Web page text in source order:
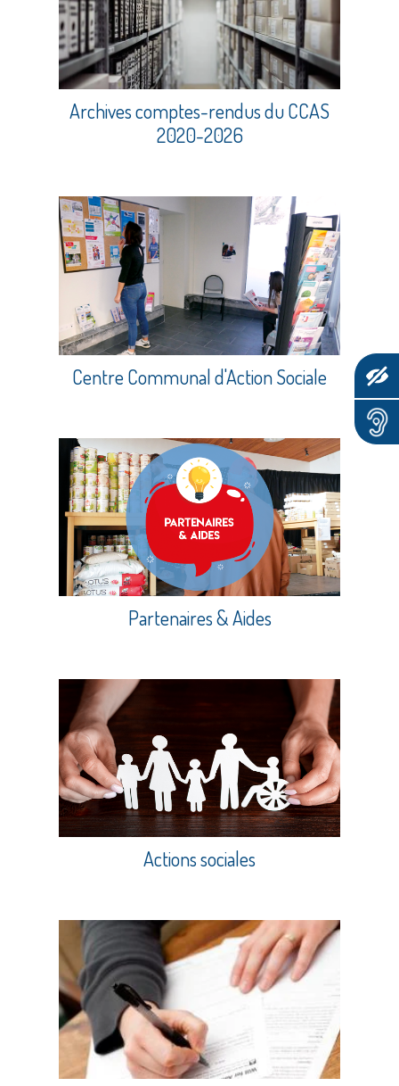
Archives comptes-rendus du CCAS
2020-2026
Centre Communal d'Action Sociale
Partenaires & Aides
Actions sociales